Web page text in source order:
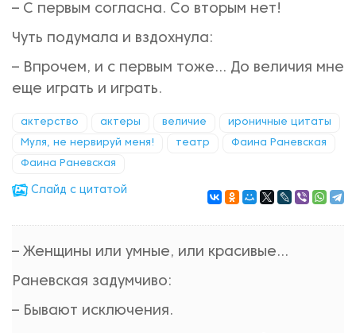
– С первым согласна. Со вторым нет!
Чуть подумала и вздохнула:
– Впрочем, и с первым тоже… До величия мне
еще играть и играть.
актерство актеры величие ироничные цитаты
Муля, не нервируй меня! театр Фаина Раневская
Фаина Раневская
Cлайд с цитатой
– Женщины или умные, или красивые…
Раневская задумчиво:
– Бывают исключения.